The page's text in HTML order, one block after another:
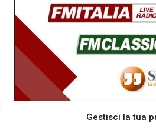
Gestisci la tua